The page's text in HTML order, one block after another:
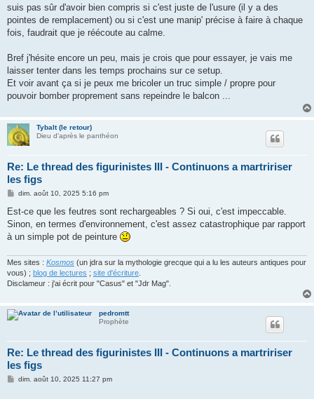
suis pas sûr d'avoir bien compris si c'est juste de l'usure (il y a des
pointes de remplacement) ou si c'est une manip' précise à faire à chaque
fois, faudrait que je réécoute au calme.
Bref j'hésite encore un peu, mais je crois que pour essayer, je vais me
laisser tenter dans les temps prochains sur ce setup.
Et voir avant ça si je peux me bricoler un truc simple / propre pour
pouvoir bomber proprement sans repeindre le balcon ...
Tybalt (le retour)
Dieu d'après le panthéon
Re: Le thread des figurinistes III - Continuons a martririser
les figs
M
s
a
g
dim. août 10, 2025 5:16 pm
Est-ce que les feutres sont rechargeables ? Si oui, c'est impeccable.
Sinon, en termes d'environnement, c'est assez catastrophique par rapport
à un simple pot de peinture
Mes sites : Kosmos (un jdra sur la mythologie grecque qui a lu les auteurs antiques pour
vous) ; blog de lectures ; site d'écriture.
Disclameur : j'ai écrit pour "Casus" et "Jdr Mag".
pedromtt
Prophète
Re: Le thread des figurinistes III - Continuons a martririser
les figs
Mdim. août 10, 2025 11:27 pm